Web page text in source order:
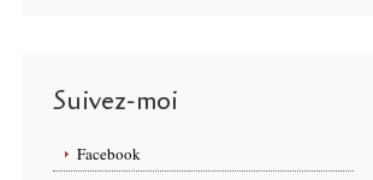
Suivez-moi
Facebook